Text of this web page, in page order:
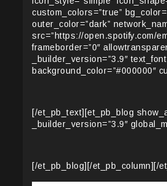
custom_colors=”true”
outer_color=”dark”
src=”https://open.spotify.com/
frameborder=”0″
_builder_version=”3.9″
background_color=”#000000″
[/et_pb_text][et_pb_blog
_builder_version=”3.9″
[/et_pb_blog][/et_pb_column][/